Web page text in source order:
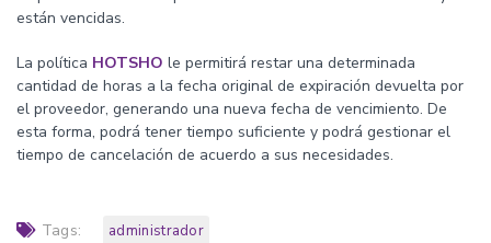
están vencidas.
La política HOTSHO le permitirá restar una determinada
cantidad de horas a la fecha original de expiración devuelta por
el proveedor, generando una nueva fecha de vencimiento. De
esta forma, podrá tener tiempo suficiente y podrá gestionar el
tiempo de cancelación de acuerdo a sus necesidades.
Tags: administrador